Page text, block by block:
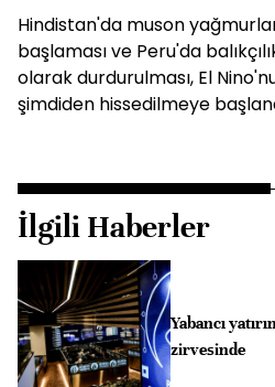
Hindistan'da muson
başlaması ve Peru'da
olarak durdurulması, El
şimdiden hissedilmeye
İlgili Haberler
Yabancı
zirvesinde